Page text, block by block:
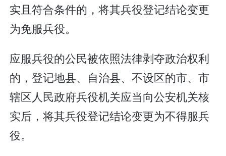
实且符合条件的，将其兵役登记结论变更
为免服兵役。
应服兵役的公民被依照法律剥夺政治权利
的，登记地县、自治县、不设区的市、市
辖区人民政府兵役机关应当向公安机关核
实后，将其兵役登记结论变更为不得服兵
役。